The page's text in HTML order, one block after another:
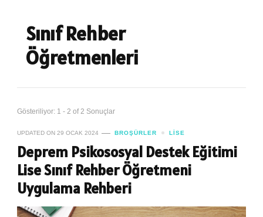
Sınıf Rehber
Öğretmenleri
Gösteriliyor: 1 - 2 of 2 Sonuçlar
UPDATED ON 29 OCAK 2024 BROŞÜRLER LISE
Deprem Psikososyal Destek Eğitimi
Lise Sınıf Rehber Öğretmeni
Uygulama Rehberi